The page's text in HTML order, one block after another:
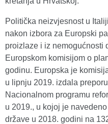
Politička neizvjesnost u
nakon izbora za Europski
proizlaze i iz nemogućnosti
Europskom komisijom o
godinu. Europska je
u lipnju 2019. izdala
Nacionalnom programu
u 2019., u kojoj je
države u 2018. godini na